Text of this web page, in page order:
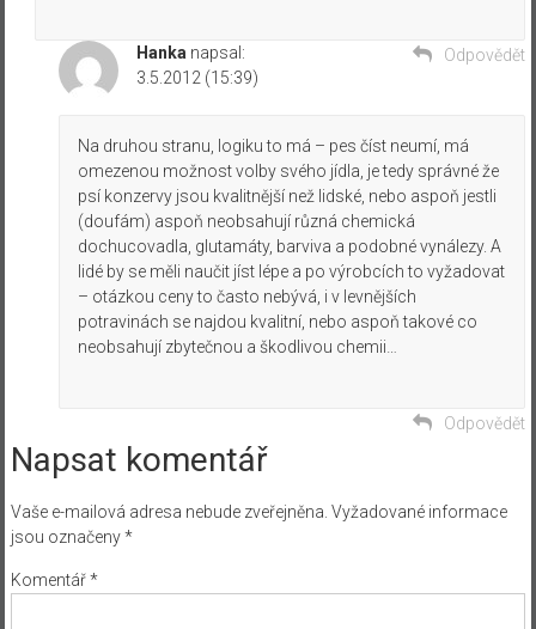
Odpovědět
Hanka napsal:
3.5.2012 (15:39)
Na druhou stranu, logiku to má – pes číst neumí, má
omezenou možnost volby svého jídla, je tedy správné že
psí konzervy jsou kvalitnější než lidské, nebo aspoň jestli
(doufám) aspoň neobsahují různá chemická
dochucovadla, glutamáty, barviva a podobné vynálezy. A
lidé by se měli naučit jíst lépe a po výrobcích to vyžadovat
– otázkou ceny to často nebývá, i v levnějších
potravinách se najdou kvalitní, nebo aspoň takové co
neobsahují zbytečnou a škodlivou chemii…
Odpovědět
Napsat komentář
Vaše e-mailová adresa nebude zveřejněna. Vyžadované informace
jsou označeny*
Komentář*